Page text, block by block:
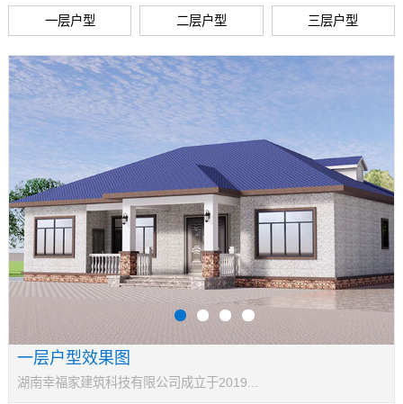
一层户型 二层户型 三层户型
一层户型效果图
湖南幸福家建筑科技有限公司成立于2019...